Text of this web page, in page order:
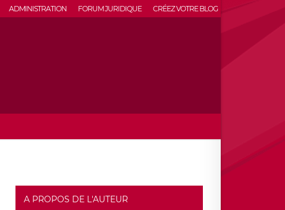
ADMINISTRATION FORUM JURIDIQUE CRÉEZ VOTRE BLOG
A PROPOS DE L'AUTEUR